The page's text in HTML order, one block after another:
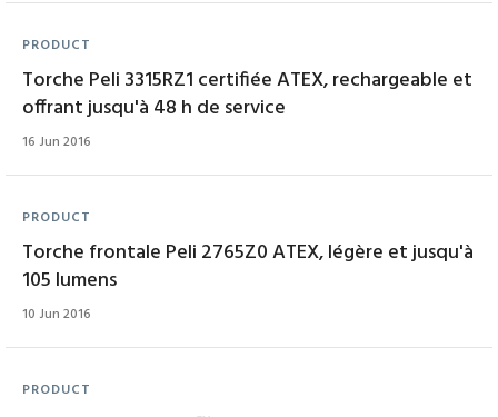
PRODUCT
Torche Peli 3315RZ1 certifiée ATEX, rechargeable et
offrant jusqu'à 48 h de service
16 Jun 2016
PRODUCT
Torche frontale Peli 2765Z0 ATEX, légère et jusqu'à
105 lumens
10 Jun 2016
PRODUCT